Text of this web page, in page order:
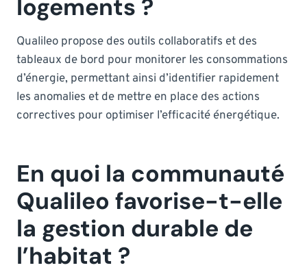
logements ?
Qualileo propose des outils collaboratifs et des
tableaux de bord pour monitorer les consommations
d’énergie, permettant ainsi d’identifier rapidement
les anomalies et de mettre en place des actions
correctives pour optimiser l’efficacité énergétique.
En quoi la communauté
Qualileo favorise-t-elle
la gestion durable de
l’habitat ?